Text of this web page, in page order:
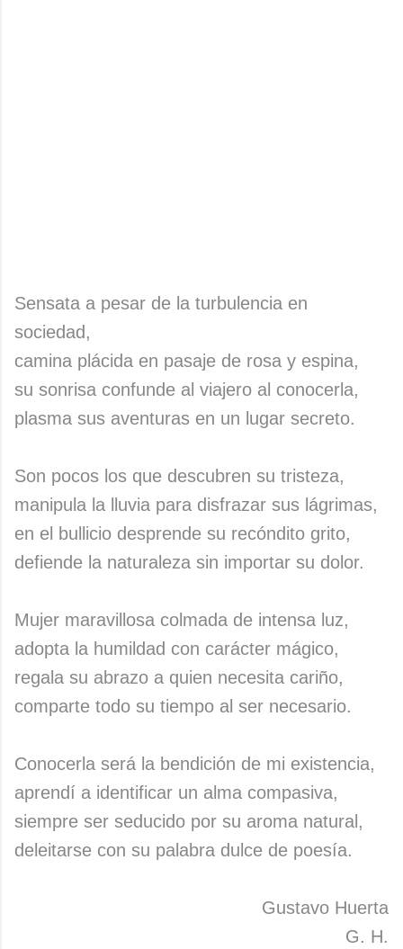
Sensata a pesar de la turbulencia en
sociedad,
camina plácida en pasaje de rosa y espina,
su sonrisa confunde al viajero al conocerla,
plasma sus aventuras en un lugar secreto.
Son pocos los que descubren su tristeza,
manipula la lluvia para disfrazar sus lágrimas,
en el bullicio desprende su recóndito grito,
defiende la naturaleza sin importar su dolor.
Mujer maravillosa colmada de intensa luz,
adopta la humildad con carácter mágico,
regala su abrazo a quien necesita cariño,
comparte todo su tiempo al ser necesario.
Conocerla será la bendición de mi existencia,
aprendí a identificar un alma compasiva,
siempre ser seducido por su aroma natural,
deleitarse con su palabra dulce de poesía.
Gustavo Huerta
G. H.